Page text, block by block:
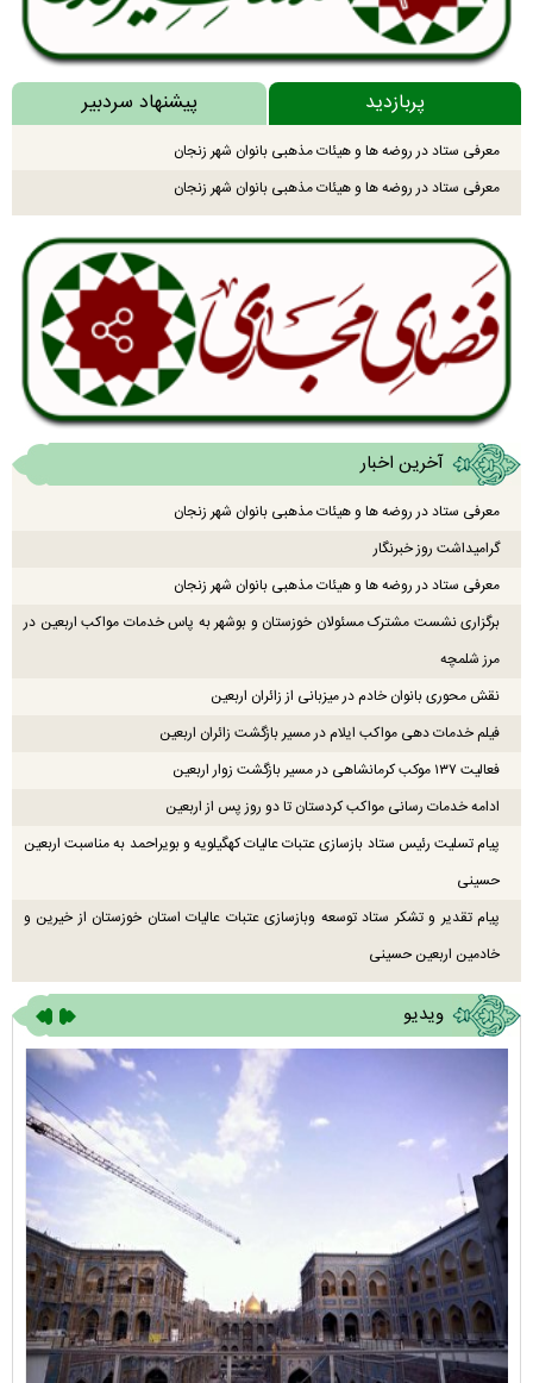
پربازدید پیشنهاد سردبیر
معرفی ستاد در روضه ها و هیئات مذهبی بانوان شهر زنجان
معرفی ستاد در روضه ها و هیئات مذهبی بانوان شهر زنجان
آخرین اخبار
معرفی ستاد در روضه ها و هیئات مذهبی بانوان شهر زنجان
گرامیداشت روز خبرنگار
معرفی ستاد در روضه ها و هیئات مذهبی بانوان شهر زنجان
برگزاری نشست مشترک مسئولان خوزستان و بوشهر به پاس خدمات مواکب اربعین در
مرز شلمچه
نقش محوری بانوان خادم در میزبانی از زائران اربعین
فیلم خدمات دهی مواکب ایلام در مسیر بازگشت زائران اربعین
فعالیت ۱۳۷ موکب کرمانشاهی در مسیر بازگشت زوار اربعین
ادامه خدمات رسانی مواکب کردستان تا دو روز پس از اربعین
پیام تسلیت رئیس ستاد بازسازی عتبات عالیات کهگیلویه و بویراحمد به مناسبت اربعین
حسینی
پیام تقدیر و تشکر ستاد توسعه وبازسازی عتبات عالیات استان خوزستان از خیرین و
خادمین اربعین حسینی
ویدیو